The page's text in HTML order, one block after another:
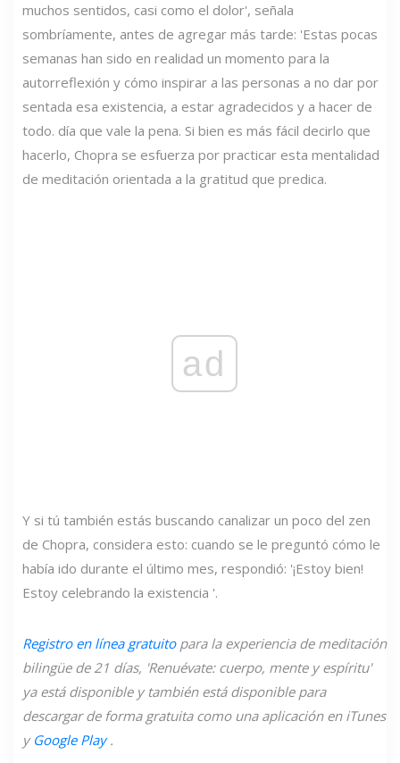
muchos sentidos, casi como el dolor', señala
sombríamente, antes de agregar más tarde: 'Estas pocas
semanas han sido en realidad un momento para la
autorreflexión y cómo inspirar a las personas a no dar por
sentada esa existencia, a estar agradecidos y a hacer de
todo. día que vale la pena. Si bien es más fácil decirlo que
hacerlo, Chopra se esfuerza por practicar esta mentalidad
de meditación orientada a la gratitud que predica.
ad
Y si tú también estás buscando canalizar un poco del zen
de Chopra, considera esto: cuando se le preguntó cómo le
había ido durante el último mes, respondió: '¡Estoy bien!
Estoy celebrando la existencia '.
Registro en línea gratuitopara la experiencia de meditación
bilingüe de 21 días, 'Renuévate: cuerpo, mente y espíritu'
ya está disponible y también está disponible para
descargar de forma gratuita como una aplicación en iTunes
y Google Play.